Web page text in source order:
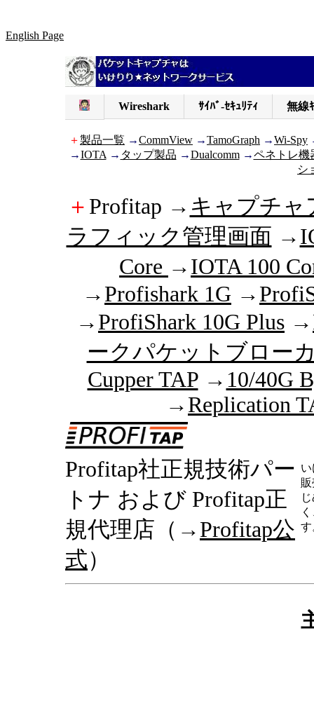
English Page
Wireshark ｻｲﾊﾞ-ｾｷｭﾘﾃｨ 無線
＋製品一覧 →CommView →TamoGraph →Wi-Spy
→IOTA → タップ製品 →Dualcomm→ペネトレ機
シ
＋ Profitap → キャプチャ
ラフィック管理画面 →
Core → IOTA 100
→ Profishark 1G →
→ ProfiShark 10G Plus →
ークパケットブロー
Cupper TAP→ 10/40G
→ Replication
Profitap社正規技術パー
トナ および Profitap正
規代理店（→ Profitap公
式）
す